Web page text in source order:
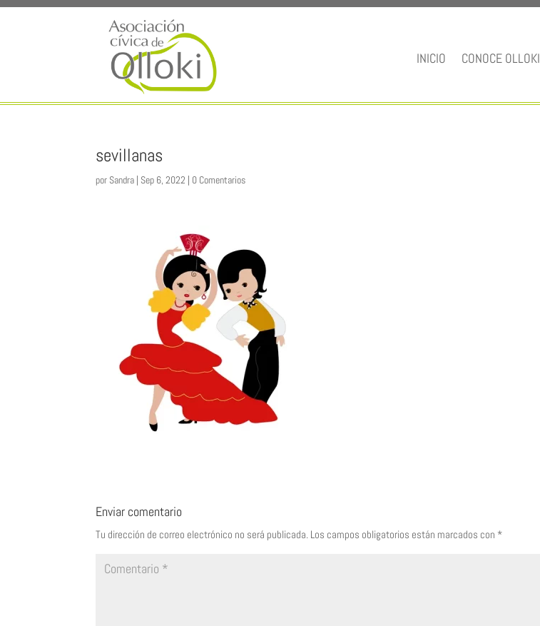
INICIO CONOCE OLLOKI
sevillanas
por Sandra Sep 6, 2022 0 Comentarios
Enviar comentario
Tu dirección de correo electrónico no será publicada. Los campos obligatorios están marcados con *